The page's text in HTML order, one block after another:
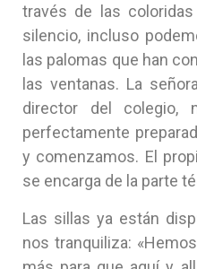
través de las
silencio, incluso
las palomas que han
las ventanas. La
director del colegio,
perfectamente
y comenzamos. El
se encarga de la parte
Las sillas ya están
nos tranquiliza: